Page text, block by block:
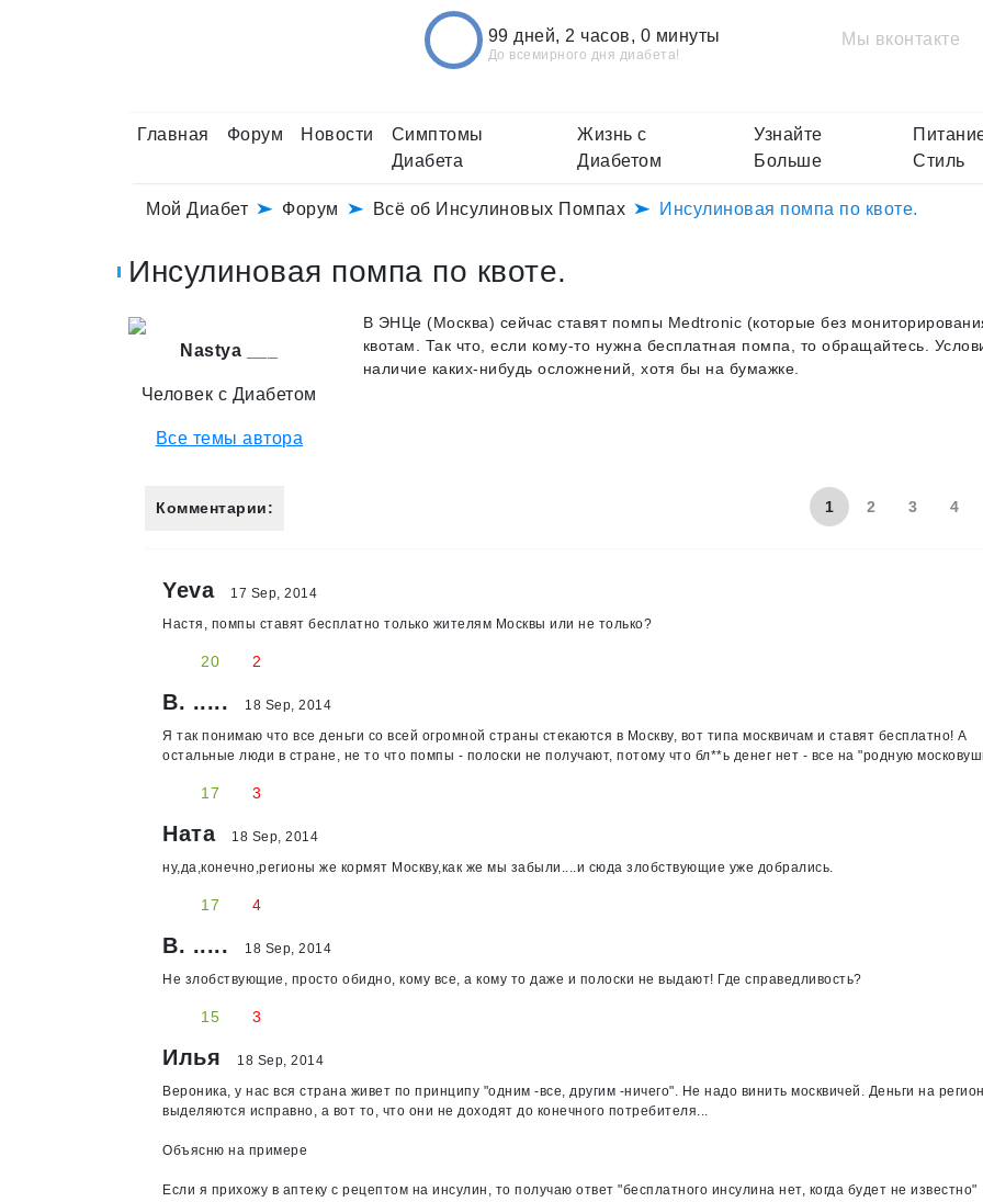
99 дней, 2 часов, 0 минуты
До всемирного дня диабета!
Мы вконтакте
Главная Форум Новости
Симптомы
Диабета
Жизнь с
Диабетом
Узнайте
Больше
Стиль
Мой Диабет Форум Всё об Инсулиновых Помпах Инсулиновая помпа по квоте.
Инсулиновая помпа по квоте.
Nastya ___
Человек с Диабетом
Все темы автора
В ЭНЦе (Москва) сейчас ставят помпы Medtronic (которые без
квотам. Так что, если кому-то нужна бесплатная помпа, то обращайтесь.
наличие каких-нибудь осложнений, хотя бы на бумажке.
Комментарии: 1 2 3 4
Yeva
17 Sep, 2014
Настя, помпы ставят бесплатно только жителям Москвы или не только?
20 2
В. .....
18 Sep, 2014
Я так понимаю что все деньги со всей огромной страны стекаются в Москву, вот типа москвичам и ставят бесплатно! А
остальные люди в стране, не то что помпы - полоски не получают, потому что бл**ь денег нет - все на "родную
17 3
Ната
18 Sep, 2014
ну,да,конечно,регионы же кормят Москву,как же мы забыли....и сюда злобствующие уже добрались.
17 4
В. .....
18 Sep, 2014
Не злобствующие, просто обидно, кому все, а кому то даже и полоски не выдают! Где справедливость?
15 3
Илья
18 Sep, 2014
Вероника, у нас вся страна живет по принципу "одним -все, другим -ничего". Не надо винить москвичей. Деньги на
выделяются исправно, а вот то, что они не доходят до конечного потребителя...
Объясню на примере
Если я прихожу в аптеку с рецептом на инсулин, то получаю ответ "бесплатного инсулина нет, когда будет не известно"